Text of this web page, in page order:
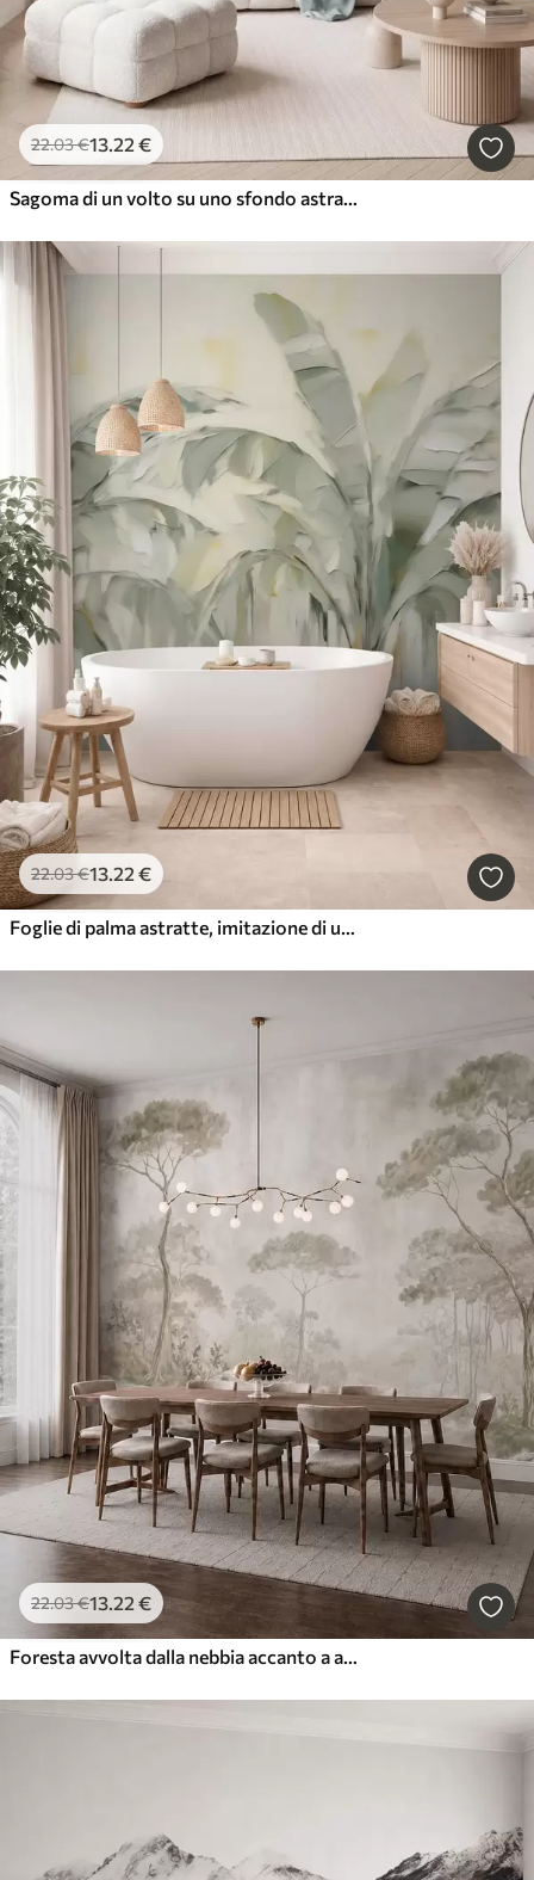
22.03€13.22 €
Sagoma di un volto su uno sfondo astratto
22.03€13.22 €
Foglie di palma astratte, imitazione di un dipinto
22.03€13.22 €
Foresta avvolta dalla nebbia accanto a acque tranquille, nei delicati toni pastello naturali